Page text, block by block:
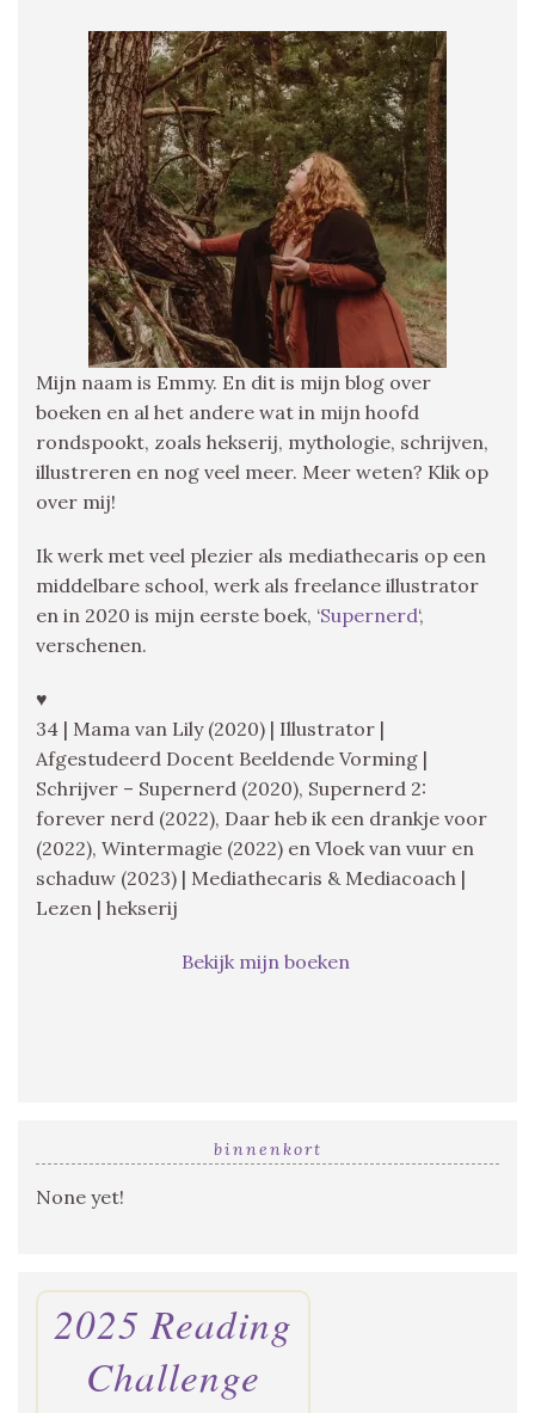
Mijn naam is Emmy. En dit is mijn blog over
boeken en al het andere wat in mijn hoofd
rondspookt, zoals hekserij, mythologie, schrijven,
illustreren en nog veel meer. Meer weten? Klik op
over mij!
Ik werk met veel plezier als mediathecaris op een
middelbare school, werk als freelance illustrator
en in 2020 is mijn eerste boek, ‘Supernerd‘,
verschenen.
♥
34 | Mama van Lily (2020) | Illustrator |
Afgestudeerd Docent Beeldende Vorming |
Schrijver – Supernerd (2020), Supernerd 2:
forever nerd (2022), Daar heb ik een drankje voor
(2022), Wintermagie (2022) en Vloek van vuur en
schaduw (2023) | Mediathecaris & Mediacoach |
Lezen | hekserij
Bekijk mijn boeken
binnenkort
None yet!
2025 Reading
Challenge